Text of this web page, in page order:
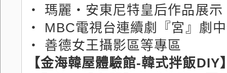
‧ 瑪麗‧安東尼特皇后作品展示
‧ MBC電視台連續劇『宮』劇
‧ 善德女王攝影區等專區
【金海韓屋體驗館-韓式拌飯DIY